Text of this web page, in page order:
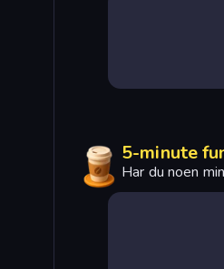
5-minute
Har du noen